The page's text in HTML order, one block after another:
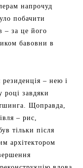
напрочуд
побачити
– за це його
бавовни в
резиденція – нею і
році завдяки
Щоправда,
– рис,
тільки після
архітектором